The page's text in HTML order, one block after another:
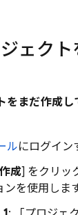
ェクト
まだ作成し
ルにログイン
成] をクリッ
を使用します